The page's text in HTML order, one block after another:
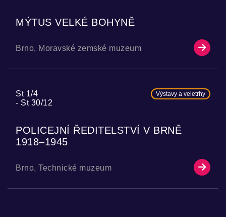
MÝTUS VELKÉ BOHYNĚ
Brno, Moravské zemské muzeum
St 1/4
St 30/12
Výstavy a veletrhy
POLICEJNÍ ŘEDITELSTVÍ V BRNĚ
1918–1945
Brno, Technické muzeum